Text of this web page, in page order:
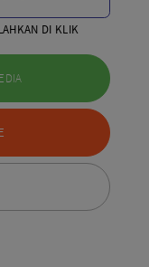
DI KLIK